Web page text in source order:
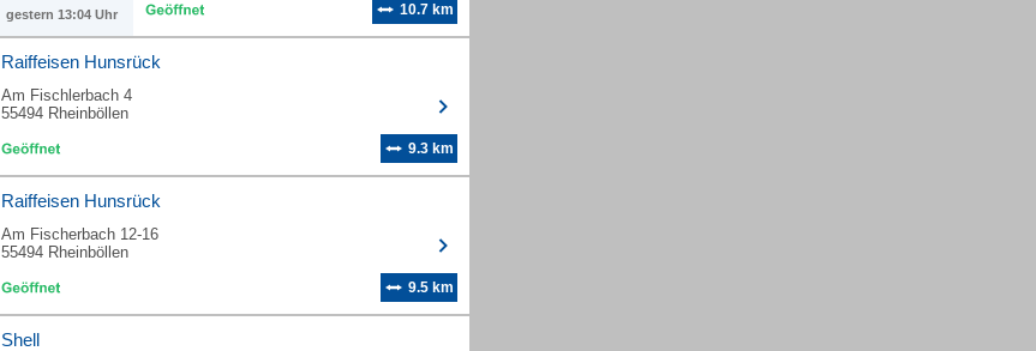
gestern 13:04 Uhr 10.7 km
Raiffeisen Hunsrück
Am Fischlerbach 4
55494 Rheinböllen
9.3 km
Raiffeisen Hunsrück
Am Fischerbach 12-16
55494 Rheinböllen
9.5 km
Shell